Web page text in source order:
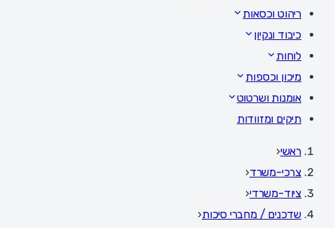
ריהוט וכסאות
כיבוד ונקיון
לוחות
מיכון וכספות
אומנות ושרטוט
תיקים ומזוודות
ראשי‹
צרכי-משרד‹
ציוד-משרדי‹
שדכנים / מחברי סיכות‹